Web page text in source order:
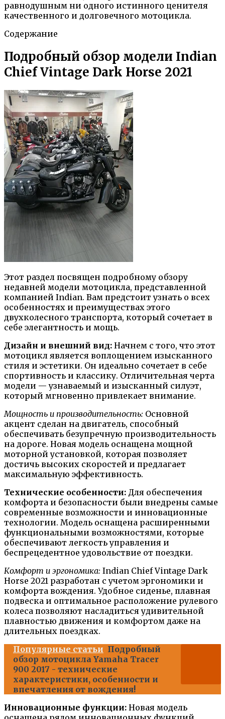
равнодушным ни одного истинного ценителя
качественного и долговечного мотоцикла.
Содержание
Подробный обзор модели Indian
Chief Vintage Dark Horse 2021
Этот раздел посвящен подробному обзору
недавней модели мотоцикла, представленной
компанией Indian. Вам предстоит узнать о всех
особенностях и преимуществах этого
двухколесного транспорта, который сочетает в
себе элегантность и мощь.
Дизайн и внешний вид: Начнем с того, что этот
мотоцикл является воплощением изысканного
стиля и эстетики. Он идеально сочетает в себе
спортивность и классику. Отличительная черта
модели — узнаваемый и изысканный силуэт,
который мгновенно привлекает внимание.
Мощность и производительность: Основной
акцент сделан на двигатель, способный
обеспечивать безупречную производительность
на дороге. Новая модель оснащена мощной
моторной установкой, которая позволяет
достичь высоких скоростей и предлагает
максимальную эффективность.
Технические особенности: Для обеспечения
комфорта и безопасности были внедрены самые
современные возможности и инновационные
технологии. Модель оснащена расширенными
функциональными возможностями, которые
обеспечивают легкость управления и
беспрецедентное удовольствие от поездки.
Комфорт и эргономика: Indian Chief Vintage Dark
Horse 2021 разработан с учетом эргономики и
комфорта вождения. Удобное сиденье, плавная
подвеска и оптимальное расположение рулевого
колеса позволяют насладиться удивительной
плавностью движения и комфортом даже на
длительных поездках.
Популярные статьи Подробный
обзор мотоцикла Yamaha Tracer
900 2017 - технические
характеристики, особенности и
впечатления от вождения!
Инновационные функции: Новая модель